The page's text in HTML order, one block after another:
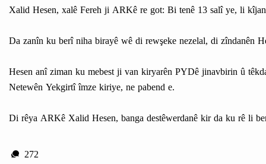
Xalid Hesen, xalê Fereh ji ARKê re got: Bi tenê 13 salî ye, li
Da zanîn ku berî niha birayê wê di rewşeke nezelal, di zîndanên
Hesen anî ziman ku mebest ji van kiryarên PYDê jinavbirin û
Netewên Yekgirtî îmze kiriye, ne pabend e.
Di rêya ARKê Xalid Hesen, banga destêwerdanê kir da ku rê li
272